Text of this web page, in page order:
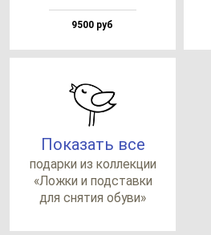
9500 руб
Показать все
по­дар­ки из кол­лек­ции
«Лож­ки и под­став­ки
для сня­тия обу­ви»